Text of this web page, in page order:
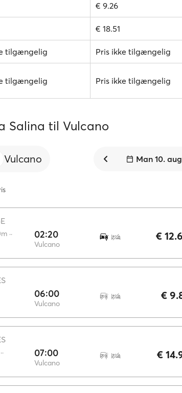
€ 9.26
€ 18.51
tilgængelig Pris ikke tilgængelig
tilgængelig Pris ikke tilgængelig
Salina til Vulcano
Vulcano Man 10. aug
·· 02:20
Vulcano
€
06:00
Vulcano
€
07:00
Vulcano
€